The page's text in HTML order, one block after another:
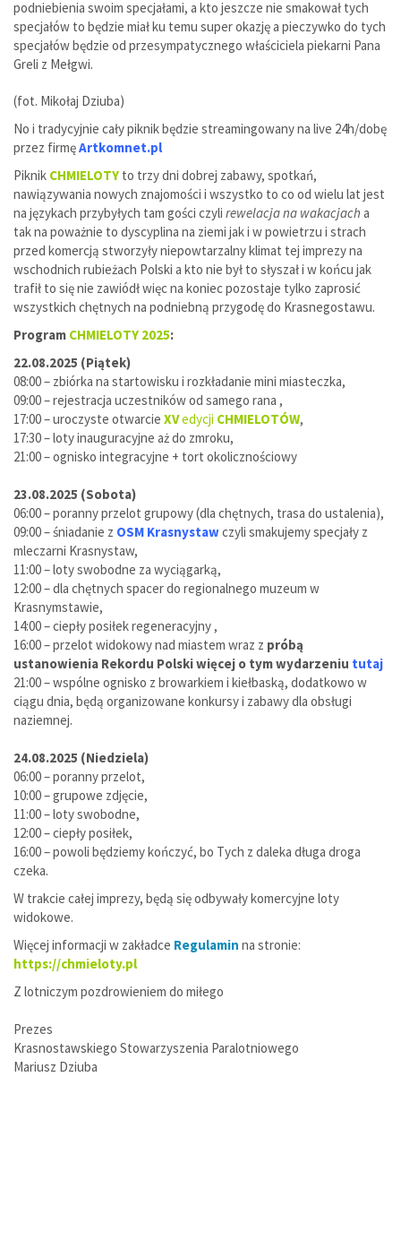
podniebienia swoim specjałami, a kto jeszcze nie smakował tych
specjałów to będzie miał ku temu super okazję a pieczywko do tych
specjałów będzie od przesympatycznego właściciela piekarni Pana
Greli z Mełgwi.
(fot. Mikołaj Dziuba)
No i tradycyjnie cały piknik będzie streamingowany na live 24h/dobę
przez firmęArtkomnet.pl
Piknik CHMIELOTY to trzy dni dobrej zabawy, spotkań,
nawiązywania nowych znajomości i wszystko to co od wielu lat jest
na językach przybyłych tam gości czyli rewelacja na wakacjach a
tak na poważnie to dyscyplina na ziemi jak i w powietrzu i strach
przed komercją stworzyły niepowtarzalny klimat tej imprezy na
wschodnich rubieżach Polski a kto nie był to słyszał i w końcu jak
trafił to się nie zawiódł więc na koniec pozostaje tylko zaprosić
wszystkich chętnych na podniebną przygodę do Krasnegostawu.
Program CHMIELOTY 2025:
22.08.2025 (Piątek)
08:00 – zbiórka na startowisku i rozkładanie mini miasteczka,
09:00 – rejestracja uczestników od samego rana ,
17:00 – uroczyste otwarcie XVedycji CHMIELOTÓW,
17:30 – loty inauguracyjne aż do zmroku,
21:00 – ognisko integracyjne + tort okolicznościowy
23.08.2025 (Sobota)
06:00 – poranny przelot grupowy (dla chętnych, trasa do ustalenia),
09:00 – śniadanie z OSM Krasnystawczyli smakujemy specjały z
mleczarni Krasnystaw,
11:00 – loty swobodne za wyciągarką,
12:00 – dla chętnych spacer do regionalnego muzeum w
Krasnymstawie,
14:00 – ciepły posiłek regeneracyjny ,
16:00 – przelot widokowy nad miastem wraz z próbą
ustanowienia Rekordu Polski więcej o tym wydarzeniu tutaj
21:00 – wspólne ognisko z browarkiem i kiełbaską, dodatkowo w
ciągu dnia, będą organizowane konkursy i zabawy dla obsługi
naziemnej.
24.08.2025 (Niedziela)
06:00 – poranny przelot,
10:00 – grupowe zdjęcie,
11:00 – loty swobodne,
12:00 – ciepły posiłek,
16:00 – powoli będziemy kończyć, bo Tych z daleka długa droga
czeka.
W trakcie całej imprezy, będą się odbywały komercyjne loty
widokowe.
Więcej informacji w zakładce Regulamin na stronie:
https://chmieloty.pl
Z lotniczym pozdrowieniem do miłego
Prezes
Krasnostawskiego Stowarzyszenia Paralotniowego
Mariusz Dziuba